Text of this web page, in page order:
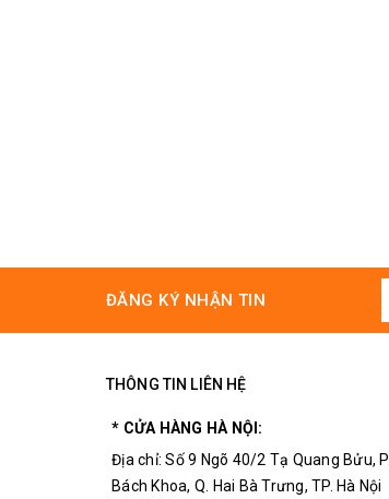
ĐĂNG KÝ NHẬN TIN
THÔNG TIN LIÊN HỆ
* CỬA HÀNG HÀ NỘI:
Địa chỉ: Số 9 Ngõ 40/2 Tạ Quang Bửu, P.
Bách Khoa, Q. Hai Bà Trưng, TP. Hà Nội